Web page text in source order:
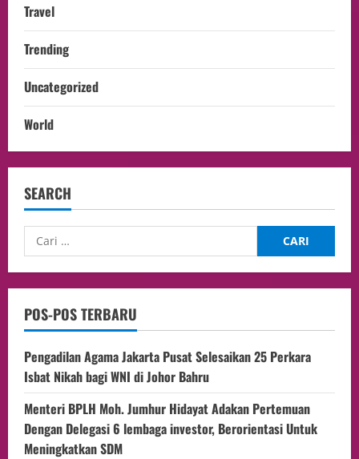
Travel
Trending
Uncategorized
World
SEARCH
POS-POS TERBARU
Pengadilan Agama Jakarta Pusat Selesaikan 25 Perkara
Isbat Nikah bagi WNI di Johor Bahru
Menteri BPLH Moh. Jumhur Hidayat Adakan Pertemuan
Dengan Delegasi 6 lembaga investor, Berorientasi Untuk
Meningkatkan SDM